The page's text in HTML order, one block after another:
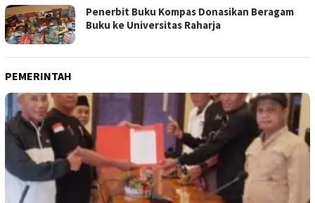
Penerbit Buku Kompas Donasikan Beragam
Buku ke Universitas Raharja
PEMERINTAH